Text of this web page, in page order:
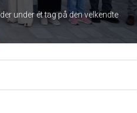
under ét tag på den velkendte